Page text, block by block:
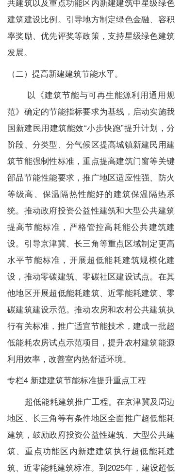
建筑建设比例。引导地方制定绿色金融、容积
率奖励、优先评奖等政策，支持星级绿色建筑
发展。
（二）提高新建建筑节能水平。
以《建筑节能与可再生能源利用通用规
范》确定的节能指标要求为基线，启动实施我
国新建民用建筑能效“小步快跑”提升计划，分
阶段、分类型、分气候区提高城镇新建民用建
筑节能强制性标准，重点提高建筑门窗等关键
部品节能性能要求，推广地区适应性强、防火
等级高、保温隔热性能好的建筑保温隔热系
统。推动政府投资公益性建筑和大型公共建筑
提高节能标准，严格管控高耗能公共建筑建
设。引导京津冀、长三角等重点区域制定更高
水平节能标准，开展超低能耗建筑规模化建
设，推动零碳建筑、零碳社区建设试点。在其
他地区开展超低能耗建筑、近零能耗建筑、零
碳建筑建设示范。推动农房和农村公共建筑执
行有关标准，推广适宜节能技术，建成一批超
低能耗农房试点示范项目，提升农村建筑能源
利用效率，改善室内热舒适环境。
专栏4 新建建筑节能标准提升重点工程
超低能耗建筑推广工程。在京津冀及周边
地区、长三角等有条件地区全面推广超低能耗
建筑，鼓励政府投资公益性建筑、大型公共建
筑、重点功能区内新建建筑执行超低能耗建
筑、近零能耗建筑标准。到2025年，建设超低